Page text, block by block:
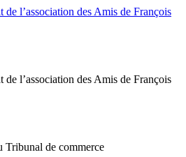
de l’association des Amis de François
de l’association des Amis de François
Tribunal de commerce